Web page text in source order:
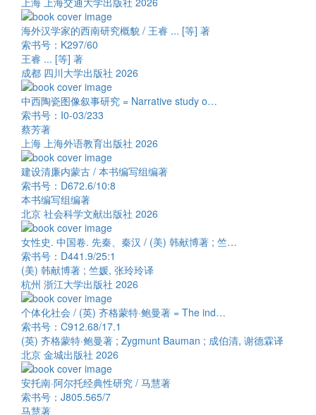
海外汉学家的西南研究概貌 / 王睿 ... [等] 著
索书号：K297/60
王睿 ... [等] 著
成都 四川大学出版社 2026
中西陶瓷图像叙事研究 = Narrative study o…
索书号：I0-03/233
蔡芳著
上海 上海外语教育出版社 2026
建设清廉内蒙古 / 本书编写组编著
索书号：D672.6/10:8
本书编写组编著
北京 社会科学文献出版社 2026
女性史. 中国卷. 先秦、秦汉 / (美) 韩献博著 ; 竺…
索书号：D441.9/25:1
(美) 韩献博著 ; 竺媛, 张玲玲译
杭州 浙江大学出版社 2026
个体化社会 / (英) 齐格蒙特·鲍曼著 = The ind…
索书号：C912.68/17.1
(英) 齐格蒙特·鲍曼著 ; Zygmunt Bauman ; 成伯清, 谢德霖译
北京 金城出版社 2026
安托南·阿尔托经典性研究 / 马慧著
索书号：J805.565/7
马慧著